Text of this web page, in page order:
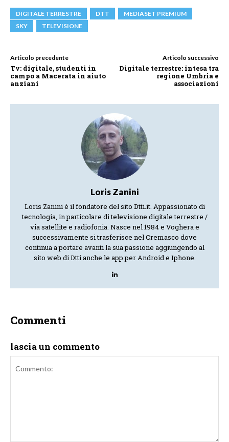
DIGITALE TERRESTRE DTT
MEDIASET PREMIUM
SKY
TELEVISIONE
Articolo precedente
Tv: digitale, studenti in
campo a Macerata in aiuto
anziani
Articolo successivo
Digitale terrestre: intesa tra
regione Umbria e
associazioni
Loris Zanini
Loris Zanini è il fondatore del sito Dtti.it. Appassionato di
tecnologia, in particolare di televisione digitale terrestre /
via satellite e radiofonia. Nasce nel 1984 e Voghera e
successivamente si trasferisce nel Cremasco dove
continua a portare avanti la sua passione aggiungendo al
sito web di Dtti anche le app per Android e Iphone.
Commenti
lascia un commento